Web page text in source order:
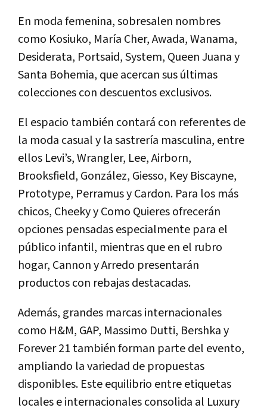
En moda femenina, sobresalen nombres
como Kosiuko, María Cher, Awada, Wanama,
Desiderata, Portsaid, System, Queen Juana y
Santa Bohemia, que acercan sus últimas
colecciones con descuentos exclusivos.
El espacio también contará con referentes de
la moda casual y la sastrería masculina, entre
ellos Levi’s, Wrangler, Lee, Airborn,
Brooksfield, González, Giesso, Key Biscayne,
Prototype, Perramus y Cardon. Para los más
chicos, Cheeky y Como Quieresofrecerán
opciones pensadas especialmente para el
público infantil, mientras que en el rubro
hogar, Cannon y Arredo presentarán
productos con rebajas destacadas.
Además, grandes marcas internacionales
como H&M, GAP, Massimo Dutti, Bershka y
Forever 21 también forman parte del evento,
ampliando la variedad de propuestas
disponibles. Este equilibrio entre etiquetas
locales e internacionales consolida al Luxury